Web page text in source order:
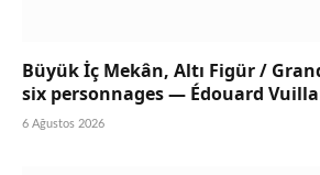
Büyük İç Mekân, Altı Figür /
six personnages — Édouard
6 Ağustos 2026